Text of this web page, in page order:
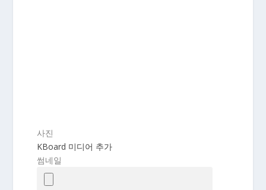
사진
KBoard 미디어 추가
썸네일